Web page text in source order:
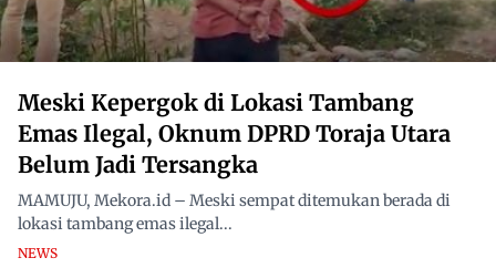
Meski Kepergok di Lokasi Tambang
Emas Ilegal, Oknum DPRD Toraja Utara
Belum Jadi Tersangka
MAMUJU, Mekora.id – Meski sempat ditemukan berada di
lokasi tambang emas ilegal...
NEWS